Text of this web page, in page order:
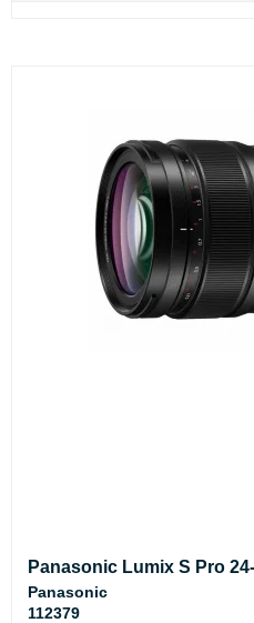
Panasonic Lumix S Pro
Panasonic
112379